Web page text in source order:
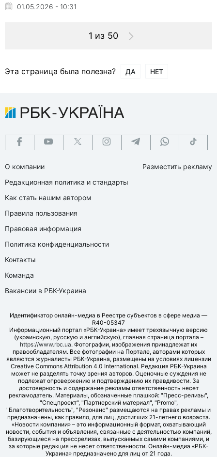
01.05.2026 - 10:31
1 из 50
Эта страница была полезна? ДА НЕТ
О компании
Редакционная политика и стандарты
Как стать нашим автором
Правила пользования
Правовая информация
Политика конфиденциальности
Контакты
Команда
Вакансии в РБК-Украина
Разместить рекламу
Идентификатор онлайн-медиа в Реестре субъектов в сфере медиа —
R40-05347
Информационный портал «РБК-Украина» имеет трехязычную версию
(украинскую, русскую и английскую), главная страница портала –
https://www.rbc.ua. Фотографии, изображения принадлежат их
правообладателям. Все фотографии на Портале, авторами которых
являются журналисты РБК-Украина, размещены на условиях лицензии
Creative Commons Attribution 4.0 International. Редакция РБК-Украина
может не разделять точку зрения авторов. Оценочные суждения не
подлежат опровержению и подтверждению их правдивости. За
достоверность и содержание рекламы ответственность несет
рекламодатель. Материалы, обозначенные плашкой: "Пресс-релизы",
"Спецпроект", "Партнерский материал", "Promo",
"Благотворительность", "Резонанс" размещаются на правах рекламы и
предназначены, как правило, для лиц, достигших 21-летнего возраста.
«Новости компании» – это информационный формат, охватывающий
новости, события и объявления, связанные с деятельностью компаний,
базирующиеся на прессрелизах, выпускаемых самими компаниями, и
за которые редакция не несет ответственности. Онлайн-медиа «РБК-
Украина» предназначено для лиц от 21 года.